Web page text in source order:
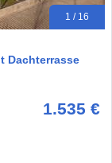
1 / 16
Dachterrasse
1.535 €